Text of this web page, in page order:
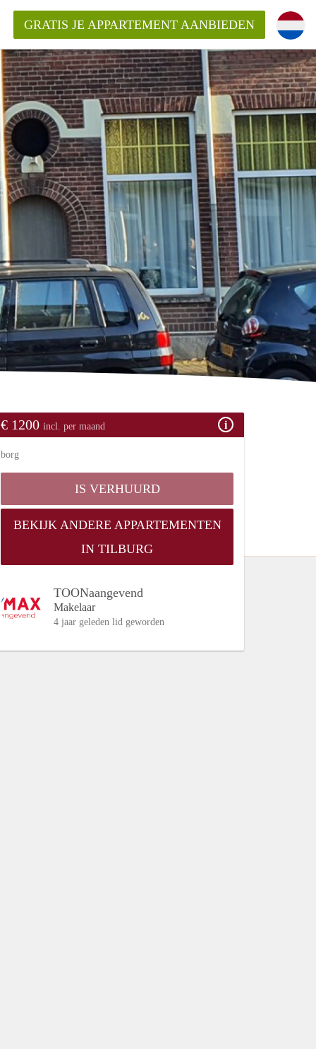
in Tilburg?
GRATIS JE APPARTEMENT AANBIEDEN
€ 1200 incl. per maand
borg
IS VERHUURD
BEKIJK ANDERE APPARTEMENTEN
IN TILBURG
TOONaangevend
Makelaar
4 jaar geleden lid geworden